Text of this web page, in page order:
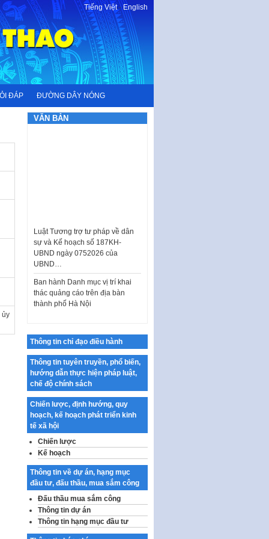
Tiếng Việt-English
ĐÁP ĐƯỜNG DÂY NÓNG
ủy
VĂN BẢN
sự và Kế hoạch số 187KH-
UBND ngày 0752026 của
UBND…
Ban hành Danh mục vị trí khai
thác quảng cáo trên địa bàn
thành phố Hà Nội
tưởng của Đảng…
Công bố công khai dự toán kinh
phí xây dựng pháp luật, hoàn
thiện thể chế, chính…
dụng khoa học, công nghệ, đổi
mới sáng tạo và chuyển…
Quy định chi tiết và hướng dẫn
thi hành một số điều của Luật Lý
lịch tư…
Sửa đổi, bổ sung một số nội
dung tại Nghị quyết số 30/NQ-
CP ngày 24 tháng 02…
Ban hành Chương trình hành
động của Chính phủ thực hiện
Nghị quyết số 02-NQ/TW ngày
Thông tin chỉ đạo điều hành
Thông tin tuyên truyền, phổ biến,
hướng dẫn thực hiện pháp luật,
chế độ chính sách
Chiến lược, định hướng, quy
hoạch, kế hoạch phát triển kinh
tế xã hội
Chiến lược
Kế hoạch
Thông tin về dự án, hạng mục
đầu tư, đấu thầu, mua sắm công
Đấu thầu mua sắm công
Thông tin dự án
Thông tin hạng mục đầu tư